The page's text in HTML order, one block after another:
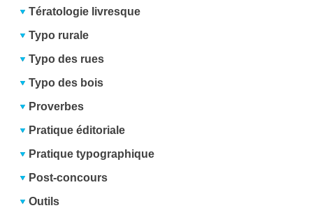
Tératologie livresque
Typo rurale
Typo des rues
Typo des bois
Proverbes
Pratique éditoriale
Pratique typographique
Post-concours
Outils